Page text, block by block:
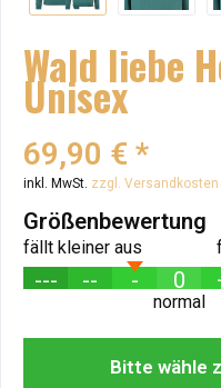
Wald liebe
Unisex
69,90 € *
inkl. MwSt. zzgl. Versandkosten
Größenbewertung
fällt kleiner aus
--- -- - 0
normal
Bitte wähle